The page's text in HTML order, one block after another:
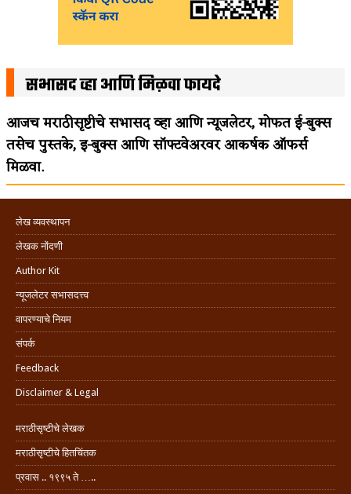
सभासद व्हा आणि मिळवा फायदे
आजच मराठीसृष्टीचे सभासद व्हा आणि न्यूजलेटर, मोफत ई-बुक्स
तसेच पुस्तके, इ-बुक्स आणि सॉफ्टवेअरवर आकर्षक ऑफर्स
मिळवा.
लेख व्यवस्थापन
लेखक नोंदणी
Author Kit
न्यूजलेटर सभासदत्त्व
वापरण्याचे नियम
संपर्क
Feedback
Disclaimer & Legal
मराठीसृष्टीचे लेखक
मराठीसृष्टीचे हितचिंतक
प्रवास .. १९९५ ते …..